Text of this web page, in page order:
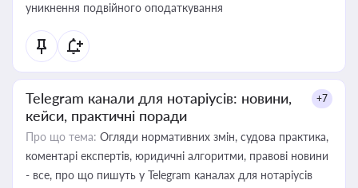
уникнення подвійного оподаткування
Telegram канали для нотаріусів: новини,
кейси, практичні поради
+7
Про що тема: Огляди нормативних змін, судова практика,
коментарі експертів, юридичні алгоритми, правові новини
- все, про що пишуть у Telegram каналах для нотаріусів